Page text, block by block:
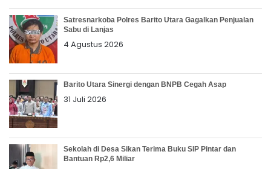
Satresnarkoba Polres Barito Utara Gagalkan Penjualan
Sabu di Lanjas
4 Agustus 2026
Barito Utara Sinergi dengan BNPB Cegah Asap
31 Juli 2026
Sekolah di Desa Sikan Terima Buku SIP Pintar dan
Bantuan Rp2,6 Miliar